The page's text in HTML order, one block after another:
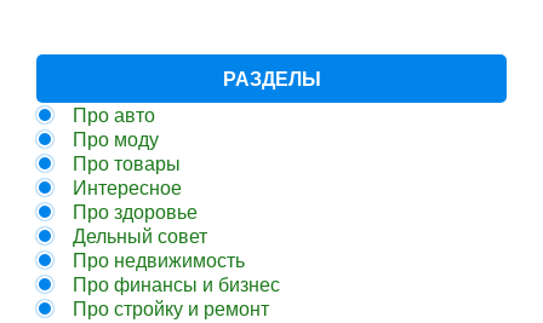
РАЗДЕЛЫ
Про авто
Про моду
Про товары
Интересное
Про здоровье
Дельный совет
Про недвижимость
Про финансы и бизнес
Про стройку и ремонт